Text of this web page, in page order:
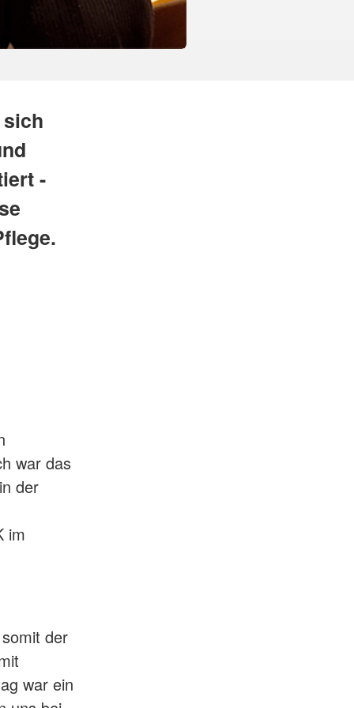
-
war das
der
im
der
war ein